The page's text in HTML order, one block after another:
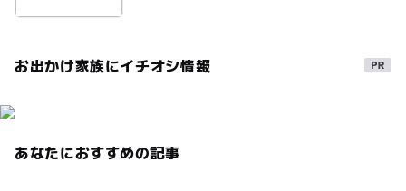
お出かけ家族にイチオシ情報
あなたにおすすめの記事